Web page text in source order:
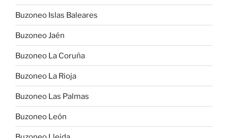
Buzoneo Islas Baleares
Buzoneo Jaén
Buzoneo La Coruña
Buzoneo La Rioja
Buzoneo Las Palmas
Buzoneo León